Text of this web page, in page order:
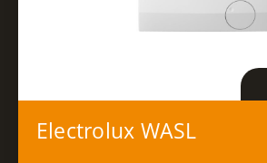
Electrolux WASL